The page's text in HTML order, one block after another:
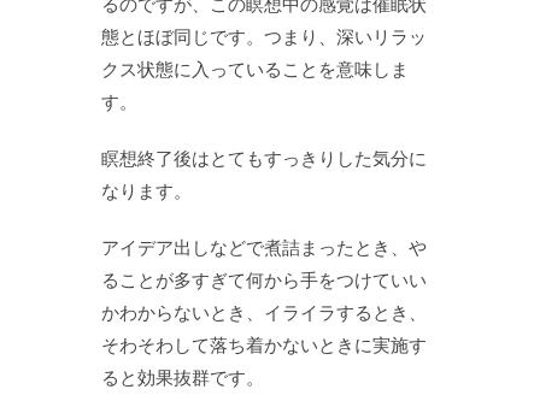
態とほぼ同じです。つまり、深いリラッ
クス状態に入っていることを意味しま
す。
瞑想終了後はとてもすっきりした気分に
なります。
アイデア出しなどで煮詰まったとき、や
ることが多すぎて何から手をつけていい
かわからないとき、イライラするとき、
そわそわして落ち着かないときに実施す
ると効果抜群です。